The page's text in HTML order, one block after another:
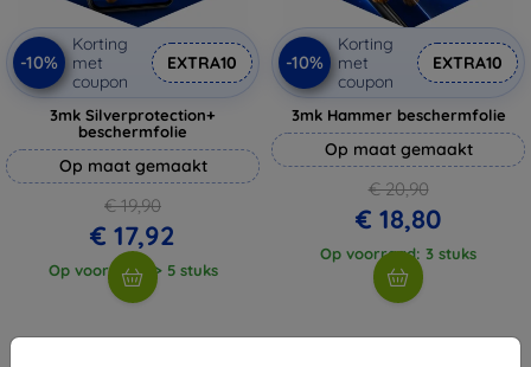
-10%
Korting
met
coupon
EXTRA10
3mk Silverprotection+
beschermfolie
Op maat gemaakt
€ 19,90
€ 17,92
Op voorraad: > 5 stuks
-10%
Korting
met
coupon
EXTRA10
3mk Hammer beschermfolie
Op maat gemaakt
€ 20,90
€ 18,80
Op voorraad: 3 stuks